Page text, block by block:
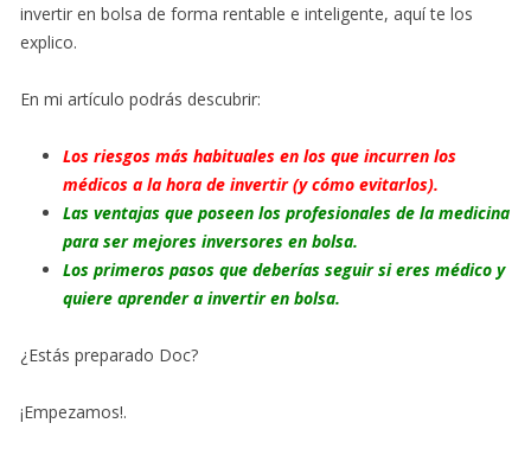
invertir en bolsa de forma rentable e inteligente, aquí te los
explico.
En mi artículo podrás descubrir:
Los riesgos más habituales en los que incurren los
médicos a la hora de invertir (y cómo evitarlos).
Las ventajas que poseen los profesionales de la medicina
para ser mejores inversores en bolsa.
Los primeros pasos que deberías seguir si eres médico y
quiere aprender a invertir en bolsa.
¿Estás preparado Doc?
¡Empezamos!.